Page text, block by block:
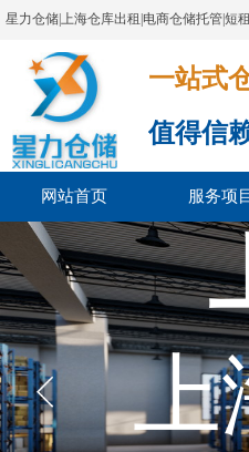
星力仓储|上海仓库出租|电商仓储托管|短
一站式
值得信
网站首页 服务项目
上